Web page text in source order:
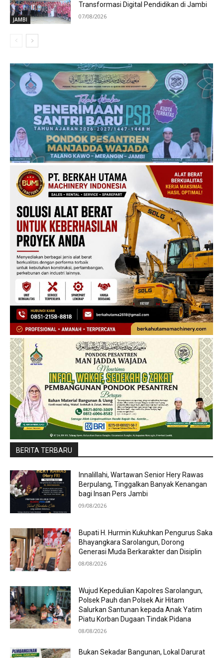
JAMBI
Transformasi Digital Pendidikan di Jambi
07/08/2026
BERITA TERBARU
Innalillahi, Wartawan Senior Hery Rawas
Berpulang, Tinggalkan Banyak Kenangan
bagi Insan Pers Jambi
09/08/2026
Bupati H. Hurmin Kukuhkan Pengurus Saka
Bhayangkara Sarolangun, Dorong
Generasi Muda Berkarakter dan Disiplin
08/08/2026
Wujud Kepedulian Kapolres Sarolangun,
Polsek Pauh dan Polsek Air Hitam
Salurkan Santunan kepada Anak Yatim
Piatu Korban Dugaan Tindak Pidana
08/08/2026
Bukan Sekadar Bangunan, Lokal Darurat